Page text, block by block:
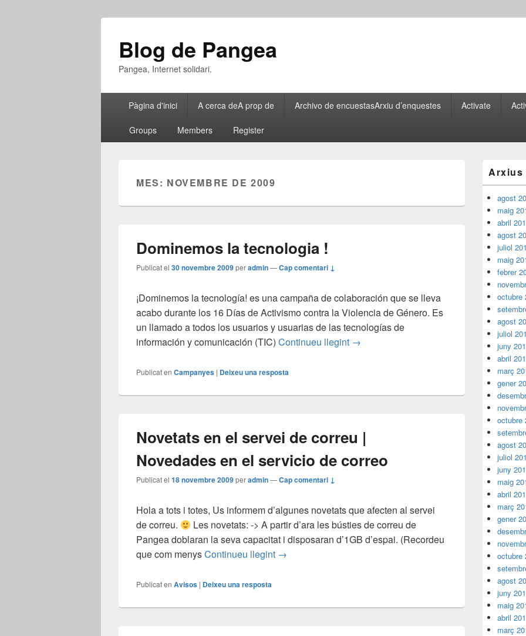
Blog de Pangea
Pangea, Internet solidari.
principalPàgina d'inici A cerca deA prop de Archivo de encuestasArxiu d’enquestes Activate
Groups Members Register
MES: NOVEMBRE DE 2009
Dominemos la tecnologia !
Publicat el 30 novembre 2009peradmin—Cap comentari ↓
¡Dominemos la tecnología! es una campaña de colaboración que se lleva
acabo durante los 16 Días de Activismo contra la Violencia de Género. Es
un llamado a todos los usuarios y usuarias de las tecnologías de
información y comunicación (TIC) Continueu llegint Dominemos la tecnologia !
→
Publicat en Campanyes | Deixeu una resposta
Novetats en el servei de correu |
Novedades en el servicio de correo
Publicat el 18 novembre 2009peradmin—Cap comentari ↓
Hola a tots i totes, Us informem d’algunes novetats que afecten al servei
de correu.
Les novetats: -> A partir d’ara les bústies de correu de
Pangea doblaran la seva capacitat i disposaran d’1GB d’espai. (Recordeu
que com menysContinueu llegint Novetats en el servei de correu | Novedades en el servicio
→
Publicat en Avisos | Deixeu una resposta
lateral
principal
Arxius
agost
maig
abril
agost
juliol
maig
febrer
octubre
agost
juliol
juny
abril
març
gener
octubre
agost
juliol
juny
maig
abril
març
gener
octubre
agost
juny
maig
abril
març